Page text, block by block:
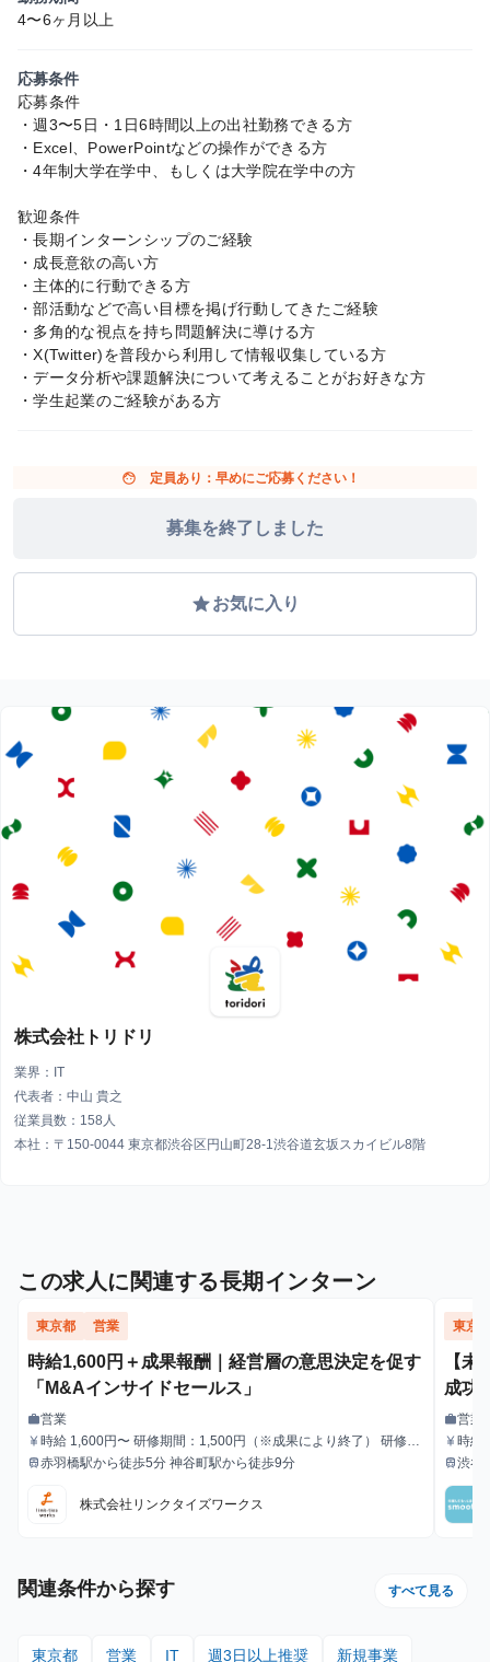
4〜6ヶ月以上
応募条件
応募条件
・週3〜5日・1日6時間以上の出社勤務できる方
・Excel、PowerPointなどの操作ができる方
・4年制大学在学中、もしくは大学院在学中の方
歓迎条件
・長期インターンシップのご経験
・成長意欲の高い方
・主体的に行動できる方
・部活動などで高い目標を掲げ行動してきたご経験
・多角的な視点を持ち問題解決に導ける方
・X(Twitter)を普段から利用して情報収集している方
・データ分析や課題解決について考えることがお好きな方
・学生起業のご経験がある方
face 定員あり：早めにご応募ください！
募集を終了しました
gradeお気に入り
株式会社トリドリ
業界：IT
代表者：中山 貴之
従業員数：158人
本社：〒150-0044 東京都渋谷区円山町28-1渋谷道玄坂スカイビル8階
この求人に関連する長期インターン
東京都 営業
時給1,600円＋成果報酬｜経営層の意思決定を促す
「M&Aインサイドセールス」
職種
work営業
給与
currency_yen時給 1,600円〜 研修期間：1,500円（※成果により終了） 研修終
了後：1,600円～ ＼アポ獲得によるインセンティブあり／ 1件〜1
はリセットされます 給与モデル ■月48時間稼働、アポ10件の場
合：176,800円 内訳：48時間×時給1,600円＋10件×インセンティ
最寄駅
train赤羽橋駅から徒歩5分 神谷町駅から徒歩9分
株式会社リンクタイズワークス
東京
【
成功
職種
work営業
給与
currency_yen時給
最寄駅
train渋谷
関連条件から探す すべて見る
東京都 営業 IT 週3日以上推奨 新規事業